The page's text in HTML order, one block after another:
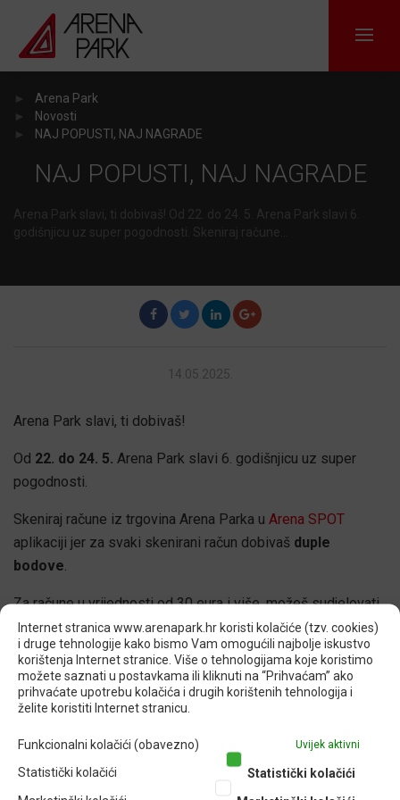
Internet stranica www.arenapark.hr koristi kolačiće (tzv. cookies)
i druge tehnologije kako bismo Vam omogućili najbolje iskustvo
korištenja Internet stranice. Više o tehnologijama koje koristimo
možete saznati u postavkama ili kliknuti na “Prihvaćam” ako
prihvaćate upotrebu kolačića i drugih korištenih tehnologija i
želite koristiti Internet stranicu.
Funkcionalni kolačići (obavezno) Uvijek aktivni
Statistički kolačići
Statistički kolačići
Arena Park
Novosti
NAJ POPUSTI, NAJ NAGRADE
NAJ POPUSTI, NAJ NAGRADE
Arena Park slavi, ti dobivaš! Od 22. do 24. 5. Arena Park slavi 6.
godišnjicu uz super pogodnosti. Skeniraj račune…
F T L G
14.05.2025.
Arena Park slavi, ti dobivaš!
Od 22. do 24. 5. Arena Park slavi 6. godišnjicu uz super
pogodnosti.
Skeniraj račune iz trgovina Arena Parka u Arena SPOT
aplikaciji jer za svaki skenirani račun dobivaš duple
bodove.
Za račune u vrijednosti od 30 eura i više, možeš sudjelovati
uArena SPOT strugalicii osvojiti jednu od vrijednih
nagrada.
P.S. svaka strugalica je dobitna 😉
Pravila kampanje pročitajovdje
Osim toga, u tvojim omiljenim trgovinama čekaju teNAJ
popusti– savršena prilika da ugrabiš sve što ti treba (ili
samo želiš) po top cijenama.